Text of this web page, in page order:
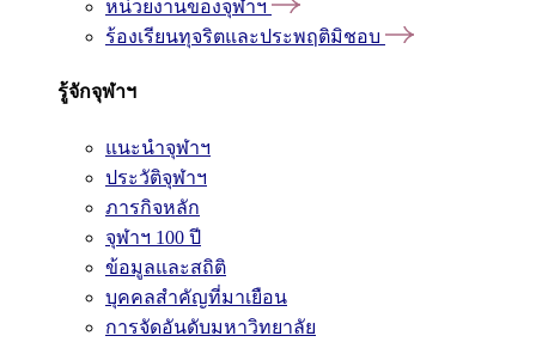
หน่วยงานของจุฬาฯ
ร้องเรียนทุจริตและประพฤติมิชอบ
รู้จักจุฬาฯ
แนะนำจุฬาฯ
ประวัติจุฬาฯ
ภารกิจหลัก
จุฬาฯ 100 ปี
ข้อมูลและสถิติ
บุคคลสำคัญที่มาเยือน
การจัดอันดับมหาวิทยาลัย